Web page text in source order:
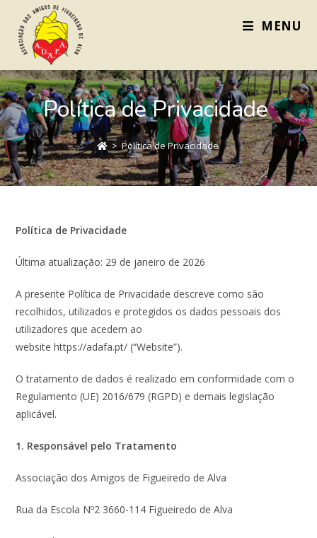
MENU
Política de Privacidade
> Política de Privacidade
Política de Privacidade
Última atualização: 29 de janeiro de 2026
A presente Política de Privacidade descreve como são
recolhidos, utilizados e protegidos os dados pessoais dos
utilizadores que acedem ao
website https://adafa.pt/ (“Website”).
O tratamento de dados é realizado em conformidade com o
Regulamento (UE) 2016/679 (RGPD) e demais legislação
aplicável.
1. Responsável pelo Tratamento
Associação dos Amigos de Figueiredo de Alva
Rua da Escola Nº2 3660-114 Figueiredo de Alva